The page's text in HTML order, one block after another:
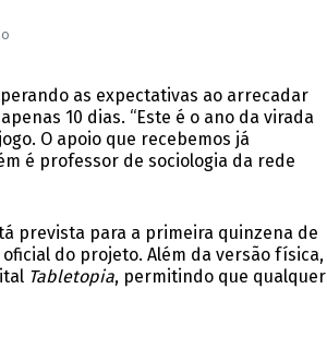
as expectativas ao arrecadar
10 dias. “Este é o ano da virada
O apoio que recebemos já
é professor de sociologia da rede
prevista para a primeira quinzena de
do projeto. Além da versão física,
Tabletopia, permitindo que qualquer